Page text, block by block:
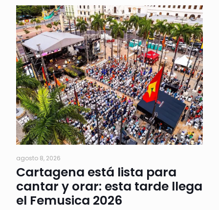
agosto 8, 2026
Cartagena está lista para
cantar y orar: esta tarde llega
el Femusica 2026